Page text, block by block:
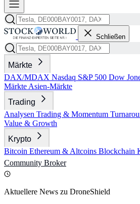
Schließen
Märkte
DAX/MDAX Nasdaq S&P 500 Dow
Märkte Asien-Märkte
Trading
Analysen Trading & Momentum
Value & Growth
Krypto
Bitcoin Ethereum & Altcoins Blockchain
Community Broker
Aktuellere News zu DroneShield